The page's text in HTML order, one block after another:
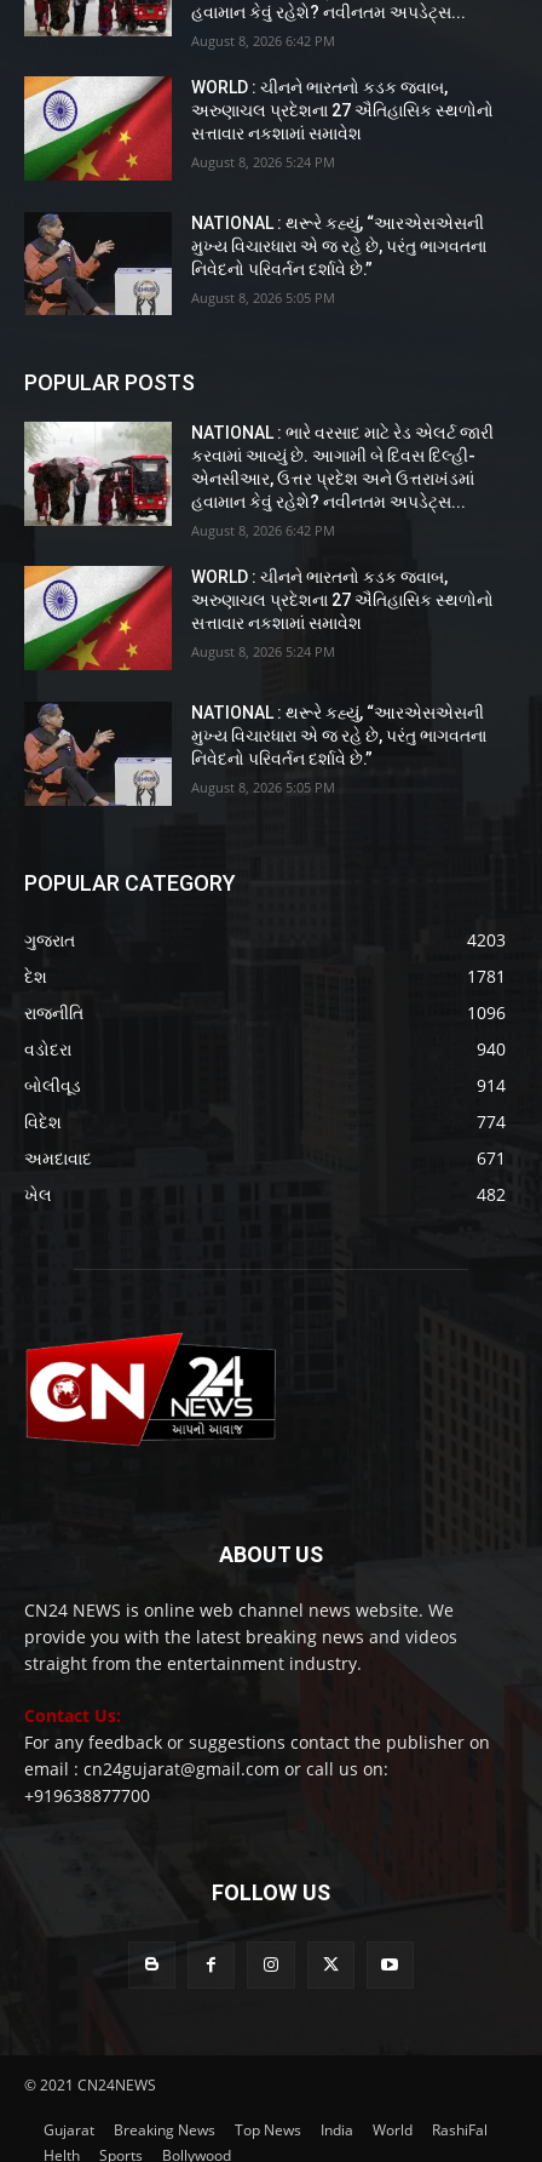
હવામાન કેવું રહેશે? નવીનતમ અપડેટ્સ...
August 8, 2026 6:42 PM
WORLD : ચીનને ભારતનો કડક જવાબ,
અરુણાચલ પ્રદેશના 27 ઐતિહાસિક સ્થળોનો
સત્તાવાર નકશામાં સમાવેશ
August 8, 2026 5:24 PM
NATIONAL : થરૂરે કહ્યું, “આરએસએસની
મુખ્ય વિચારધારા એ જ રહે છે, પરંતુ ભાગવતના
નિવેદનો પરિવર્તન દર્શાવે છે.”
August 8, 2026 5:05 PM
POPULAR POSTS
NATIONAL : ભારે વરસાદ માટે રેડ એલર્ટ જારી
કરવામાં આવ્યું છે. આગામી બે દિવસ દિલ્હી-
એનસીઆર, ઉત્તર પ્રદેશ અને ઉત્તરાખંડમાં
હવામાન કેવું રહેશે? નવીનતમ અપડેટ્સ...
August 8, 2026 6:42 PM
WORLD : ચીનને ભારતનો કડક જવાબ,
અરુણાચલ પ્રદેશના 27 ઐતિહાસિક સ્થળોનો
સત્તાવાર નકશામાં સમાવેશ
August 8, 2026 5:24 PM
NATIONAL : થરૂરે કહ્યું, “આરએસએસની
મુખ્ય વિચારધારા એ જ રહે છે, પરંતુ ભાગવતના
નિવેદનો પરિવર્તન દર્શાવે છે.”
August 8, 2026 5:05 PM
POPULAR CATEGORY
ગુજરાત
4203
દેશ
1781
રાજનીતિ
1096
વડોદરા
940
બોલીવૂડ
914
વિદેશ
774
અમદાવાદ
671
ખેલ
482
ABOUT US
CN24 NEWS is online web channel news website. We
provide you with the latest breaking news and videos
straight from the entertainment industry.
Contact Us:
For any feedback or suggestions contact the publisher on
email : cn24gujarat@gmail.com or call us on:
+919638877700
FOLLOW US
© 2021 CN24NEWS
Gujarat Breaking News Top News India World
RashiFal
Helth
Sports Bollywood